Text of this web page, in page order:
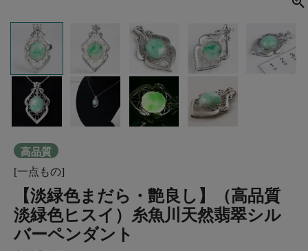
高品質
[一点もの]
【淡緑色まだら・艶良し】（高品質
淡緑色ヒスイ）糸魚川天然翡翠シル
バーペンダント